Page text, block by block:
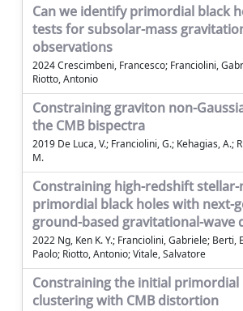
Can we identify primordial black
tests for subsolar-mass
observations
2024 Crescimbeni, Francesco; Franciolini,
Riotto, Antonio
Constraining graviton non-
the CMB bispectra
2019 De Luca, V.; Franciolini, G.; Kehagias, A.;
M.
Constraining high-redshift stellar-
primordial black holes with next-
ground-based gravitational-wave
2022 Ng, Ken K. Y.; Franciolini, Gabriele; Berti,
Paolo; Riotto, Antonio; Vitale, Salvatore
Constraining the initial primordial
clustering with CMB distortion